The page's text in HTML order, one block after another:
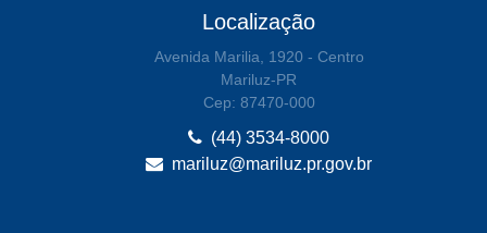
Localização
Avenida Marilia, 1920 - Centro
Mariluz-PR
Cep: 87470-000
(44) 3534-8000
mariluz@mariluz.pr.gov.br